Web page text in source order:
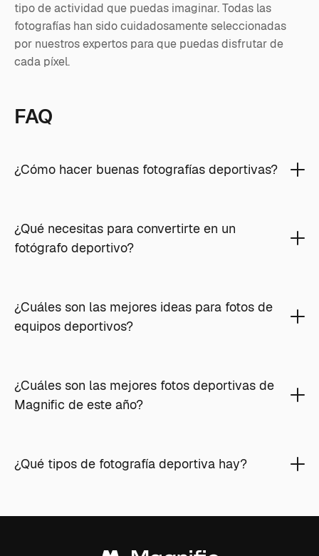
tipo de actividad que puedas imaginar. Todas las
fotografías han sido cuidadosamente seleccionadas
por nuestros expertos para que puedas disfrutar de
cada píxel.
FAQ
¿Cómo hacer buenas fotografías deportivas?
¿Qué necesitas para convertirte en un
fotógrafo deportivo?
¿Cuáles son las mejores ideas para fotos de
equipos deportivos?
¿Cuáles son las mejores fotos deportivas de
Magnific de este año?
¿Qué tipos de fotografía deportiva hay?